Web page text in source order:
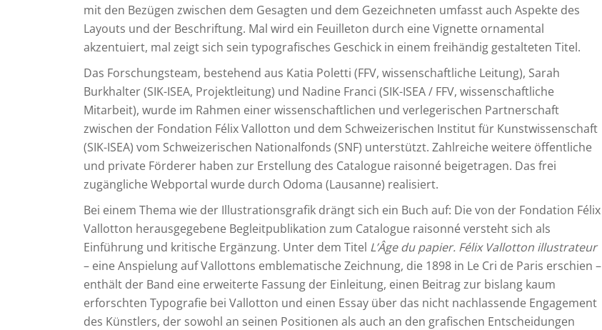
mit den Bezügen zwischen dem Gesagten und dem Gezeichneten umfasst auch Aspekte des
Layouts und der Beschriftung. Mal wird ein Feuilleton durch eine Vignette ornamental
akzentuiert, mal zeigt sich sein typografisches Geschick in einem freihändig gestalteten Titel.
Das Forschungsteam, bestehend aus Katia Poletti (FFV, wissenschaftliche Leitung), Sarah
Burkhalter (SIK-ISEA, Projektleitung) und Nadine Franci (SIK-ISEA / FFV, wissenschaftliche
Mitarbeit), wurde im Rahmen einer wissenschaftlichen und verlegerischen Partnerschaft
zwischen der Fondation Félix Vallotton und dem Schweizerischen Institut für Kunstwissenschaft
(SIK-ISEA) vom Schweizerischen Nationalfonds (SNF) unterstützt. Zahlreiche weitere öffentliche
und private Förderer haben zur Erstellung des Catalogue raisonné beigetragen. Das frei
zugängliche Webportal wurde durch Odoma (Lausanne) realisiert.
Bei einem Thema wie der Illustrationsgrafik drängt sich ein Buch auf: Die von der Fondation Félix
Vallotton herausgegebene Begleitpublikation zum Catalogue raisonné versteht sich als
Einführung und kritische Ergänzung. Unter dem Titel L’Âge du papier. Félix Vallotton illustrateur
– eine Anspielung auf Vallottons emblematische Zeichnung, die 1898 in Le Cri de Paris erschien –
enthält der Band eine erweiterte Fassung der Einleitung, einen Beitrag zur bislang kaum
erforschten Typografie bei Vallotton und einen Essay über das nicht nachlassende Engagement
des Künstlers, der sowohl an seinen Positionen als auch an den grafischen Entscheidungen